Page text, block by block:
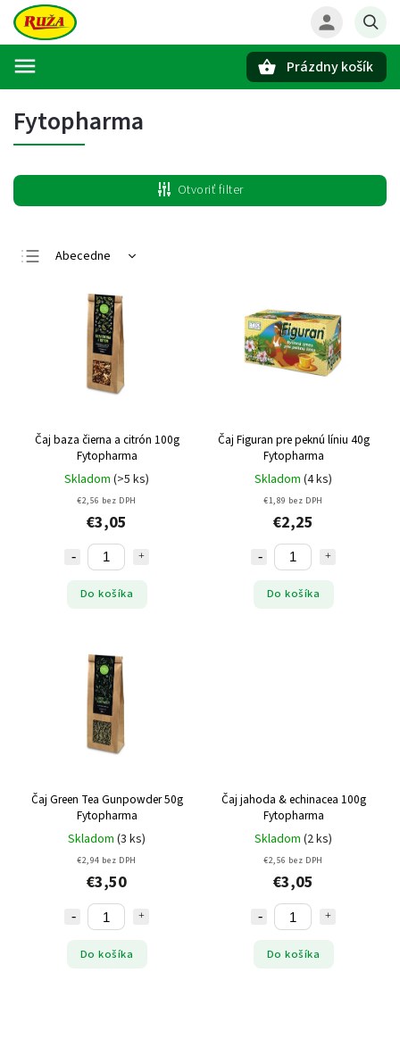
Prázdny košík
Fytopharma
Otvoriť filter
Abecedne
Najdrahšie
Najpredávanejšie
Čaj baza čierna a citrón 100g
Fytopharma
Skladom (>5 ks)
€2,56 bez DPH
€3,05
Do košíka
Čaj Figuran pre peknú líniu 40g
Fytopharma
Skladom (4 ks)
€1,89 bez DPH
€2,25
Do košíka
Čaj Green Tea Gunpowder 50g
Fytopharma
Skladom (3 ks)
€2,94 bez DPH
€3,50
Do košíka
Čaj jahoda & echinacea 100g
Fytopharma
Skladom (2 ks)
€2,56 bez DPH
€3,05
Do košíka